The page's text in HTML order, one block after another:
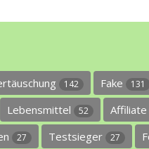
142 Fake 131
Lebensmittel 52 Affiliate
27 Testsieger 27